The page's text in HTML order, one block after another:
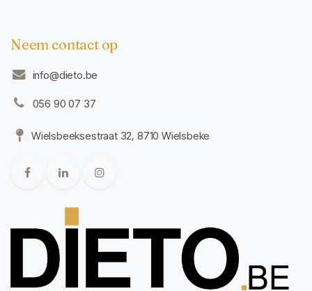
Neem contact op
info@dieto.be
056 90 07 37
Wielsbeeksestraat 32, 8710 Wielsbeke